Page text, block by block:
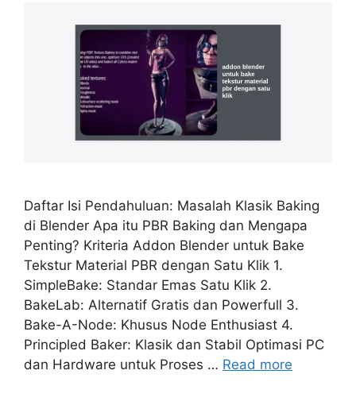
Daftar Isi Pendahuluan: Masalah Klasik Baking
di Blender Apa itu PBR Baking dan Mengapa
Penting? Kriteria Addon Blender untuk Bake
Tekstur Material PBR dengan Satu Klik 1.
SimpleBake: Standar Emas Satu Klik 2.
BakeLab: Alternatif Gratis dan Powerfull 3.
Bake-A-Node: Khusus Node Enthusiast 4.
Principled Baker: Klasik dan Stabil Optimasi PC
dan Hardware untuk Proses … Read more